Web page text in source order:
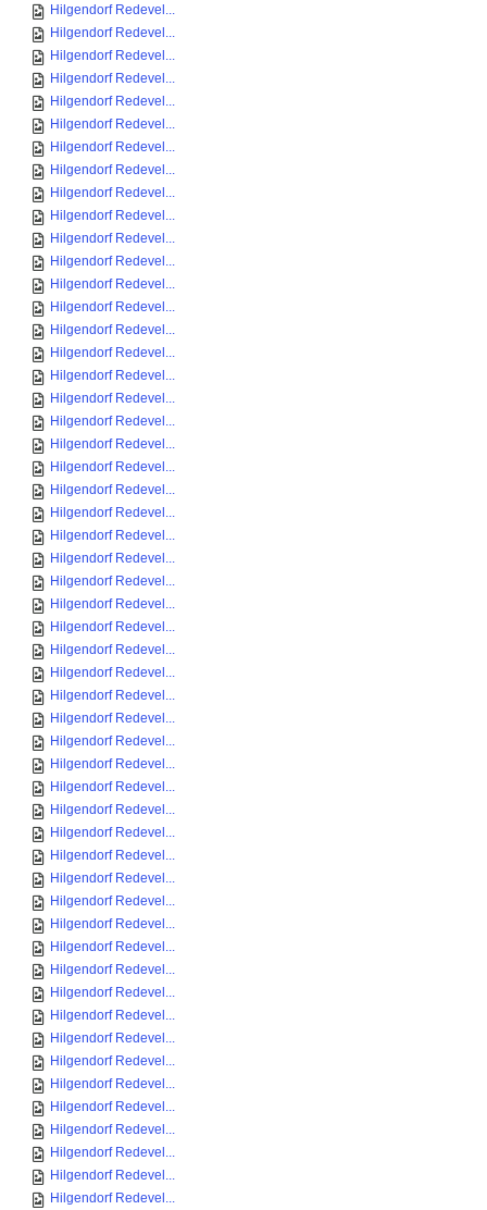
Hilgendorf Redevel...
Hilgendorf Redevel...
Hilgendorf Redevel...
Hilgendorf Redevel...
Hilgendorf Redevel...
Hilgendorf Redevel...
Hilgendorf Redevel...
Hilgendorf Redevel...
Hilgendorf Redevel...
Hilgendorf Redevel...
Hilgendorf Redevel...
Hilgendorf Redevel...
Hilgendorf Redevel...
Hilgendorf Redevel...
Hilgendorf Redevel...
Hilgendorf Redevel...
Hilgendorf Redevel...
Hilgendorf Redevel...
Hilgendorf Redevel...
Hilgendorf Redevel...
Hilgendorf Redevel...
Hilgendorf Redevel...
Hilgendorf Redevel...
Hilgendorf Redevel...
Hilgendorf Redevel...
Hilgendorf Redevel...
Hilgendorf Redevel...
Hilgendorf Redevel...
Hilgendorf Redevel...
Hilgendorf Redevel...
Hilgendorf Redevel...
Hilgendorf Redevel...
Hilgendorf Redevel...
Hilgendorf Redevel...
Hilgendorf Redevel...
Hilgendorf Redevel...
Hilgendorf Redevel...
Hilgendorf Redevel...
Hilgendorf Redevel...
Hilgendorf Redevel...
Hilgendorf Redevel...
Hilgendorf Redevel...
Hilgendorf Redevel...
Hilgendorf Redevel...
Hilgendorf Redevel...
Hilgendorf Redevel...
Hilgendorf Redevel...
Hilgendorf Redevel...
Hilgendorf Redevel...
Hilgendorf Redevel...
Hilgendorf Redevel...
Hilgendorf Redevel...
Hilgendorf Redevel...